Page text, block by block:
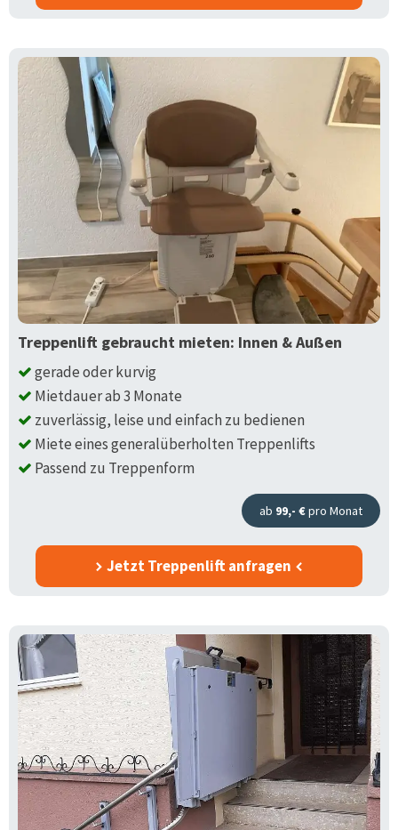
Treppenlift gebraucht mieten: Innen & Außen
gerade oder kurvig
Mietdauer ab 3 Monate
zuverlässig, leise und einfach zu bedienen
Miete eines generalüberholten Treppenlifts
Passend zu Treppenform
ab 99,- €pro Monat
Jetzt Treppenlift anfragen